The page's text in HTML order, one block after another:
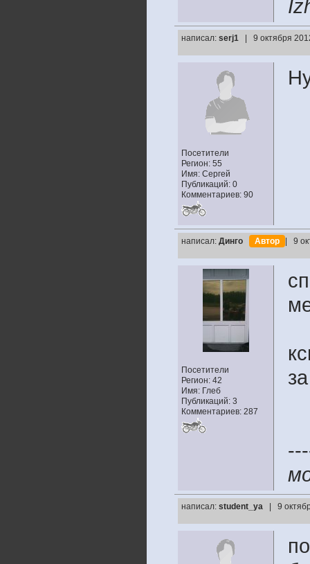
написал: serj1 | 9 октября
Посетители
Регион: 55
Имя: Сергей
Публикаций: 0
Комментариев: 90
написал: Динго Автор | 9
Посетители
Регион: 42
Имя: Глеб
Публикаций: 3
Комментариев: 287
написал: student_ya | 9